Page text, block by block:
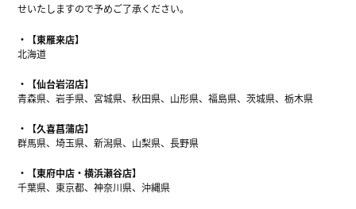
せいたしますので予めご了承ください。
【東雁来店】
北海道
【仙台岩沼店】
青森県、岩手県、宮城県、秋田県、山形県、福島県、茨城県、栃木県
【久喜菖蒲店】
群馬県、埼玉県、新潟県、山梨県、長野県
【東府中店・横浜瀬谷店】
千葉県、東京都、神奈川県、沖縄県